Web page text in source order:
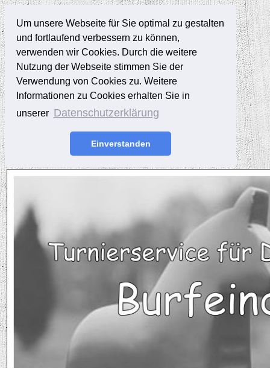
Um unsere Webseite für Sie optimal zu gestalten
und fortlaufend verbessern zu können,
verwenden wir Cookies. Durch die weitere
Nutzung der Webseite stimmen Sie der
Verwendung von Cookies zu. Weitere
Informationen zu Cookies erhalten Sie in
unserer Datenschutzerklärung
Einverstanden